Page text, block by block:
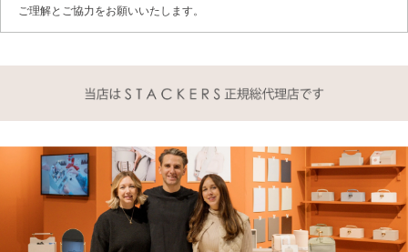
ご理解とご協力をお願いいたします。